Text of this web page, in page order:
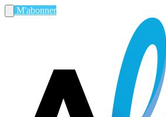
M'abonner